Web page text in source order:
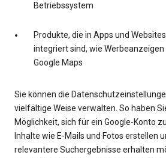
Betriebssystem
Produkte, die in Apps und
integriert sind, wie
Google Maps
Sie können die
vielfältige Weise verwalten. So haben
Möglichkeit, sich für ein Google-Konto
Inhalte wie E-Mails und Fotos erstellen
relevantere Suchergebnisse erhalten